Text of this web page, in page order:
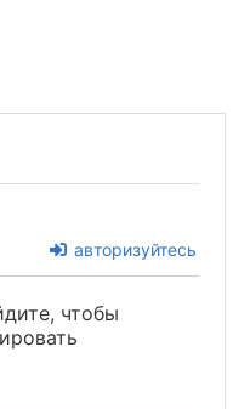
авторизуйтесь
чтобы